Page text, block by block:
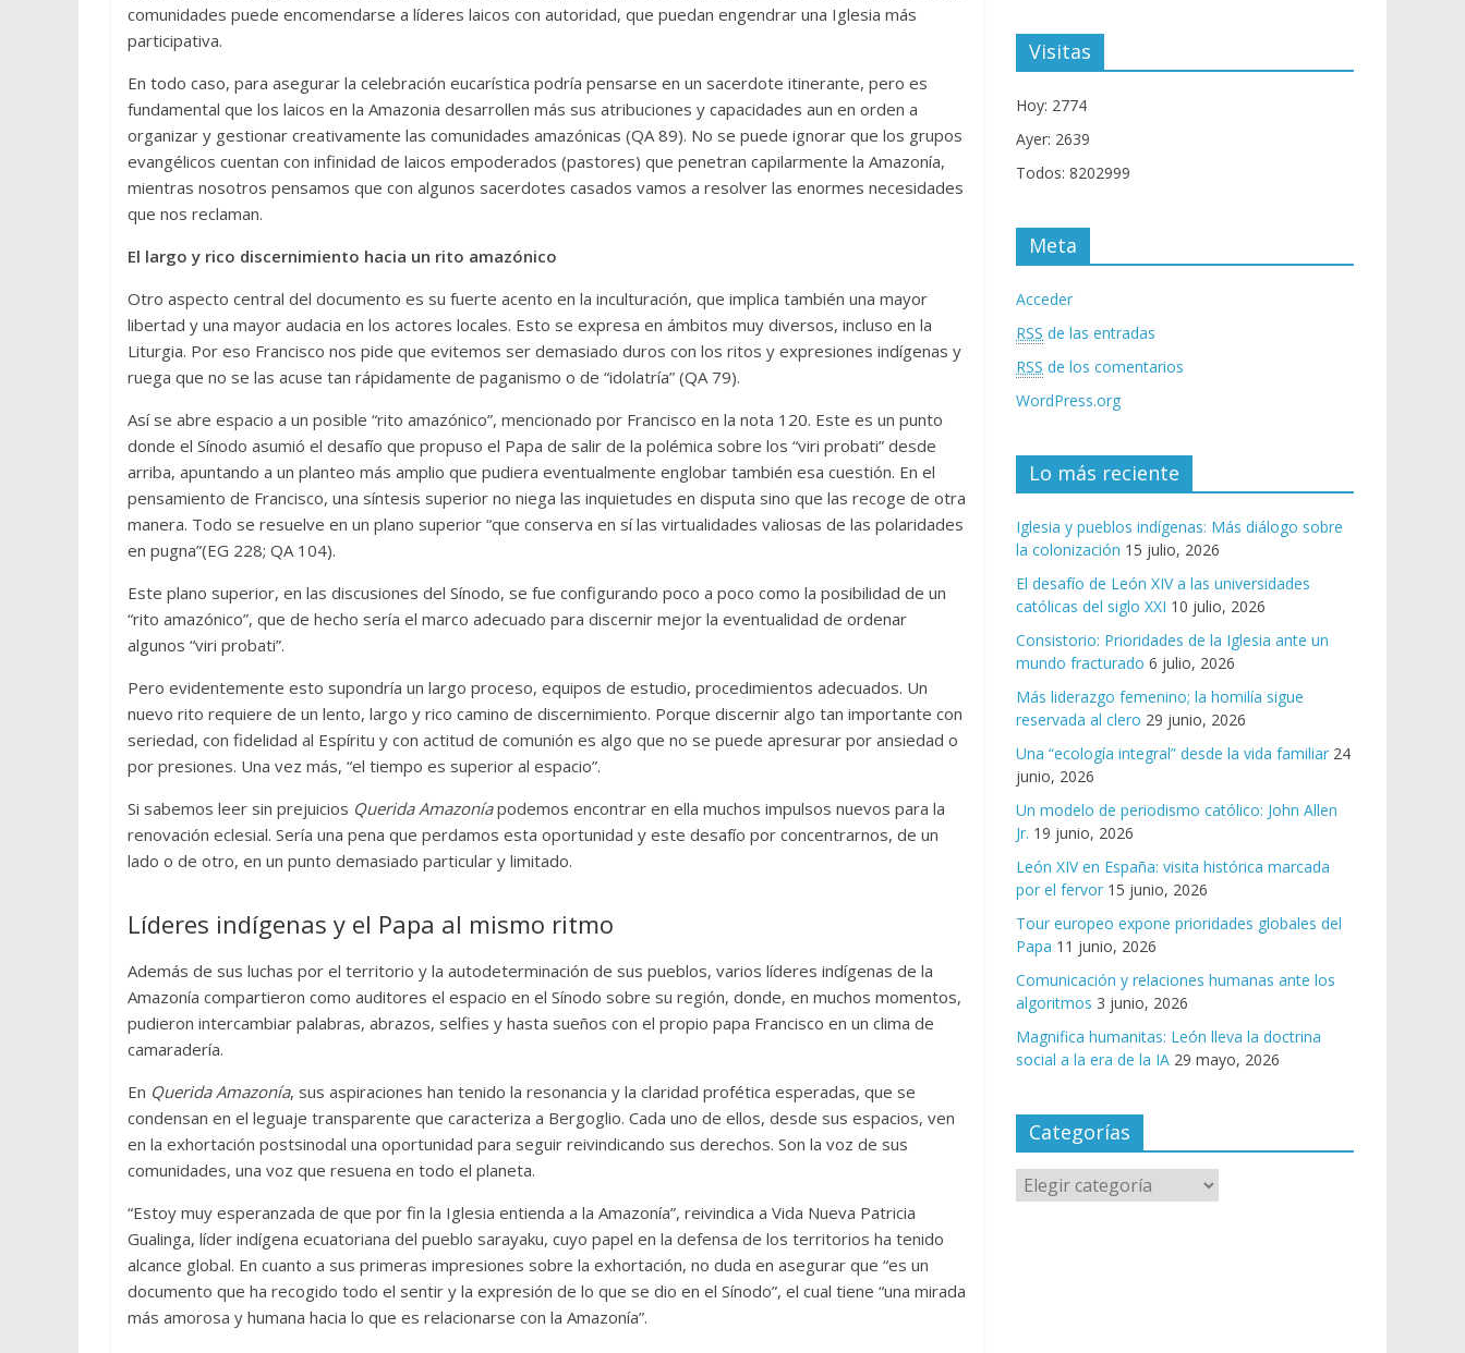
comunidades puede encomendarse a líderes laicos con autoridad, que puedan engendrar una Iglesia más
participativa.
En todo caso, para asegurar la celebración eucarística podría pensarse en un sacerdote itinerante, pero es
fundamental que los laicos en la Amazonia desarrollen más sus atribuciones y capacidades aun en orden a
organizar y gestionar creativamente las comunidades amazónicas (QA 89). No se puede ignorar que los grupos
evangélicos cuentan con infinidad de laicos empoderados (pastores) que penetran capilarmente la Amazonía,
mientras nosotros pensamos que con algunos sacerdotes casados vamos a resolver las enormes necesidades
que nos reclaman.
El largo y rico discernimiento hacia un rito amazónico
Otro aspecto central del documento es su fuerte acento en la inculturación, que implica también una mayor
libertad y una mayor audacia en los actores locales. Esto se expresa en ámbitos muy diversos, incluso en la
Liturgia. Por eso Francisco nos pide que evitemos ser demasiado duros con los ritos y expresiones indígenas y
ruega que no se las acuse tan rápidamente de paganismo o de “idolatría” (QA 79).
Así se abre espacio a un posible “rito amazónico”, mencionado por Francisco en la nota 120. Este es un punto
donde el Sínodo asumió el desafío que propuso el Papa de salir de la polémica sobre los “viri probati” desde
arriba, apuntando a un planteo más amplio que pudiera eventualmente englobar también esa cuestión. En el
pensamiento de Francisco, una síntesis superior no niega las inquietudes en disputa sino que las recoge de otra
manera. Todo se resuelve en un plano superior “que conserva en sí las virtualidades valiosas de las polaridades
en pugna”(EG 228; QA 104).
Este plano superior, en las discusiones del Sínodo, se fue configurando poco a poco como la posibilidad de un
“rito amazónico”, que de hecho sería el marco adecuado para discernir mejor la eventualidad de ordenar
algunos “viri probati”.
Pero evidentemente esto supondría un largo proceso, equipos de estudio, procedimientos adecuados. Un
nuevo rito requiere de un lento, largo y rico camino de discernimiento. Porque discernir algo tan importante con
seriedad, con fidelidad al Espíritu y con actitud de comunión es algo que no se puede apresurar por ansiedad o
por presiones. Una vez más, “el tiempo es superior al espacio”.
Si sabemos leer sin prejuicios Querida Amazoníapodemos encontrar en ella muchos impulsos nuevos para la
renovación eclesial. Sería una pena que perdamos esta oportunidad y este desafío por concentrarnos, de un
lado o de otro, en un punto demasiado particular y limitado.
Líderes indígenas y el Papa al mismo ritmo
Además de sus luchas por el territorio y la autodeterminación de sus pueblos, varios líderes indígenas de la
Amazonía compartieron como auditores el espacio en el Sínodo sobre su región, donde, en muchos momentos,
pudieron intercambiar palabras, abrazos, selfies y hasta sueños con el propio papa Francisco en un clima de
camaradería.
En Querida Amazonía, sus aspiraciones han tenido la resonancia y la claridad profética esperadas, que se
condensan en el leguaje transparente que caracteriza a Bergoglio. Cada uno de ellos, desde sus espacios, ven
en la exhortación postsinodal una oportunidad para seguir reivindicando sus derechos. Son la voz de sus
comunidades, una voz que resuena en todo el planeta.
“Estoy muy esperanzada de que por fin la Iglesia entienda a la Amazonía”, reivindica a Vida Nueva Patricia
Gualinga, líder indígena ecuatoriana del pueblo sarayaku, cuyo papel en la defensa de los territorios ha tenido
alcance global. En cuanto a sus primeras impresiones sobre la exhortación, no duda en asegurar que “es un
documento que ha recogido todo el sentir y la expresión de lo que se dio en el Sínodo”, el cual tiene “una mirada
más amorosa y humana hacia lo que es relacionarse con la Amazonía”.
Visitas
Hoy: 2774
Ayer: 2639
Todos: 8202999
Meta
Acceder
RSS de las entradas
RSS de los comentarios
WordPress.org
Lo más reciente
Iglesia y pueblos indígenas: Más diálogo sobre
la colonización 15 julio, 2026
El desafío de León XIV a las universidades
católicas del siglo XXI 10 julio, 2026
Consistorio: Prioridades de la Iglesia ante un
mundo fracturado 6 julio, 2026
Más liderazgo femenino; la homilía sigue
reservada al clero 29 junio, 2026
Una “ecología integral” desde la vida familiar 24
junio, 2026
Un modelo de periodismo católico: John Allen
Jr. 19 junio, 2026
León XIV en España: visita histórica marcada
por el fervor 15 junio, 2026
Tour europeo expone prioridades globales del
Papa 11 junio, 2026
Comunicación y relaciones humanas ante los
algoritmos 3 junio, 2026
Magnifica humanitas: León lleva la doctrina
social a la era de la IA 29 mayo, 2026
Categorías